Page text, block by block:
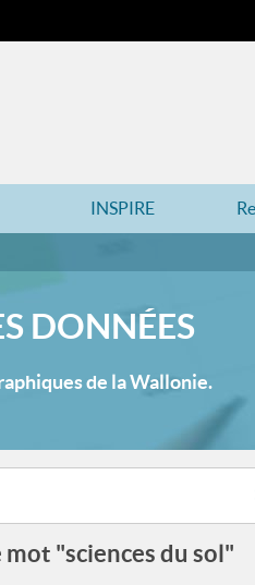
INSPIRE
DONNÉES
de la Wallonie.
"sciences du sol"